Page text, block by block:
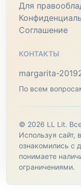
Для
Соглашение
КОНТАКТЫ
margarita-
По всем
© 2026 LL Lit.
Используя сайт,
ознакомились с
понимаете
ограничениями.